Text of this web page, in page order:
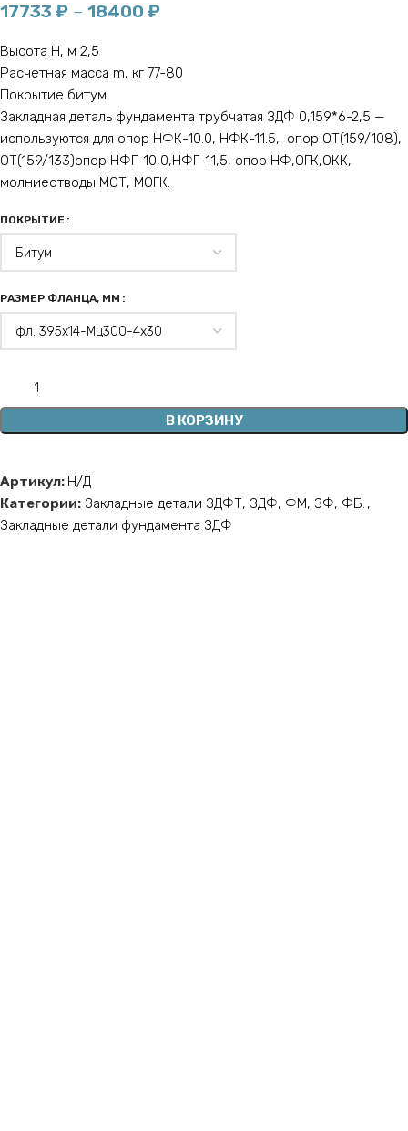
17733 ₽ – 18400 ₽
Высота H, м 2,5
Расчетная масса m, кг 77-80
Покрытие битум
Закладная деталь фундамента трубчатая ЗДФ 0,159*6-2,5 —
используются для опор НФК-10.0, НФК-11.5, опор ОТ(159/108),
ОТ(159/133)опор НФГ-10,0,НФГ-11,5, опор НФ,ОГК,ОКК,
молниеотводы МОТ, МОГК.
ПОКРЫТИЕ
РАЗМЕР ФЛАНЦА, ММ
В КОРЗИНУ
Артикул: Н/Д
Категории: Закладные детали ЗДФТ, ЗДФ, ФМ, ЗФ, ФБ. ,
Закладные детали фундамента ЗДФ